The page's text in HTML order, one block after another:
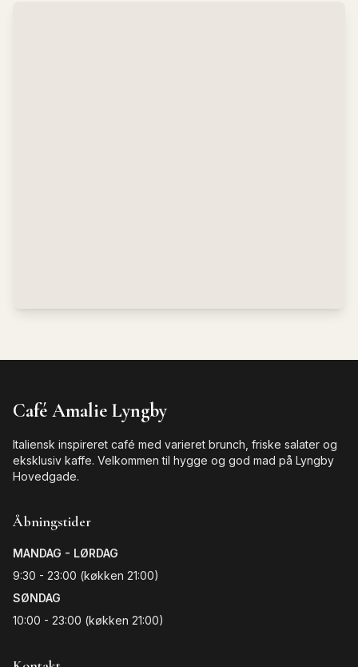
Café Amalie Lyngby
Italiensk inspireret café med varieret brunch, friske salater og
eksklusiv kaffe. Velkommen til hygge og god mad på Lyngby
Hovedgade.
Åbningstider
MANDAG - LØRDAG
9:30 - 23:00 (køkken 21:00)
SØNDAG
10:00 - 23:00 (køkken 21:00)